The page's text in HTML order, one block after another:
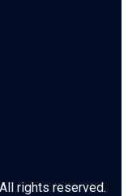
rights reserved.